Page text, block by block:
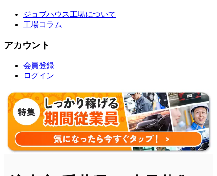
ジョブハウス工場について
工場コラム
アカウント
会員登録
ログイン